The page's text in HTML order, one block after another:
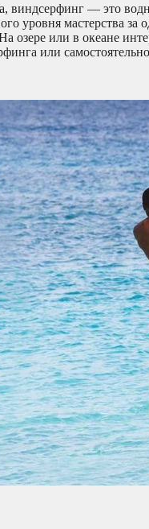
виндсерфинг — это
уровня мастерства
озере или в океане
или